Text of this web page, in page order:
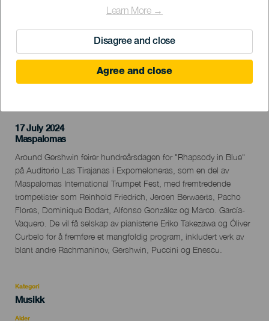
Learn More →
Disagree and close
Agree and close
17 July 2024
Localidad
Maspalomas
Descripción
del
evento
Around Gershwin feirer hundreårsdagen for "Rhapsody in Blue"
på Auditorio Las Tirajanas i Expomeloneras, som en del av
Maspalomas International Trumpet Fest, med fremtredende
trompetister som Reinhold Friedrich, Jeroen Berwaerts, Pacho
Flores, Dominique Bodart, Alfonso González og Marco. García-
Vaquero. De vil få selskap av pianistene Eriko Takezawa og Óliver
Curbelo for å fremføre et mangfoldig program, inkludert verk av
blant andre Rachmaninov, Gershwin, Puccini og Enescu.
Kategori
Categoría
evento
Musikk
Alder